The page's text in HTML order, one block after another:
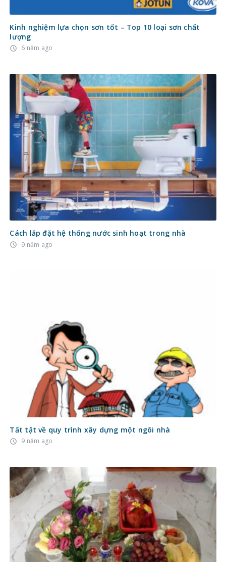
Kinh nghiệm lựa chọn sơn tốt – Top 10 loại sơn chất
lượng
access_time 6 năm ago
Cách lắp đặt hệ thống nước sinh hoạt trong nhà
access_time 9 năm ago
Tất tật về quy trình xây dựng một ngôi nhà
access_time 9 năm ago